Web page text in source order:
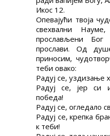
Икос 12.
Опевајући твоја
свехвални
прослављени
прослави. Од
приносим,
теби овако:
Радуј се, уздизање
Радуј се, јер си
победа!
Радуј се, огледало
Радуј се, крепка
к теби!